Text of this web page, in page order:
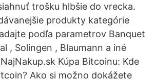
trošku hlbšie do vrecka.
produkty kategórie
podľa parametrov Banquet
, Solingen , Blaumann a iné
Kúpa Bitcoinu: Kde
Ako si možno dokážete